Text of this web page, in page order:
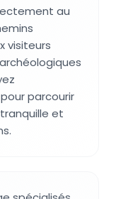
au
visiteurs
parcourir
et